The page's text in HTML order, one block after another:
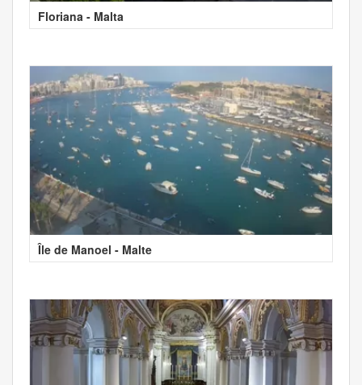
Floriana - Malta
Île de Manoel - Malte